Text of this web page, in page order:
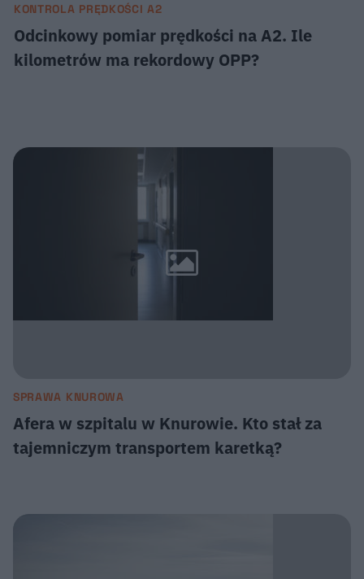
KONTROLA PRĘDKOŚCI A2
Odcinkowy pomiar prędkości na A2. Ile
kilometrów ma rekordowy OPP?
SPRAWA KNUROWA
Afera w szpitalu w Knurowie. Kto stał za
tajemniczym transportem karetką?